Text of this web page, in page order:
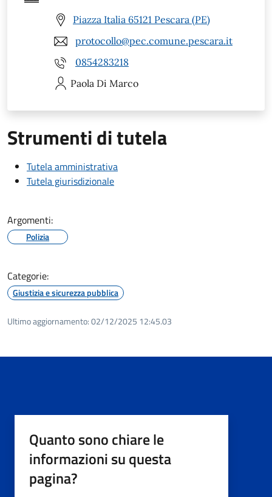
Piazza Italia 65121 Pescara (PE)
protocollo@pec.comune.pescara.it
0854283218
Paola Di Marco
Strumenti di tutela
Tutela amministrativa
Tutela giurisdizionale
Argomenti:
Polizia
Categorie:
Giustizia e sicurezza pubblica
Ultimo aggiornamento:02/12/2025 12:45.03
Quanto sono chiare le
informazioni su questa
pagina?